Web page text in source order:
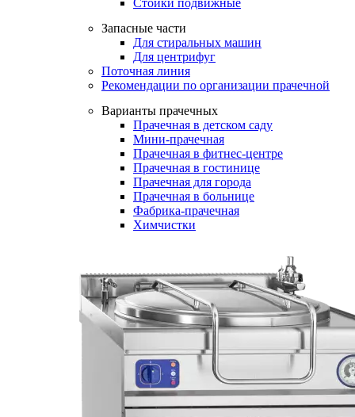
Стойки подвижные
Запасные части
Для стиральных машин
Для центрифуг
Поточная линия
Рекомендации по организации прачечной
Варианты прачечных
Прачечная в детском саду
Мини-прачечная
Прачечная в фитнес-центре
Прачечная в гостинице
Прачечная для города
Прачечная в больнице
Фабрика-прачечная
Химчистки